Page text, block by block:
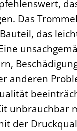
Das
das
anderen
unbrauchbar
der